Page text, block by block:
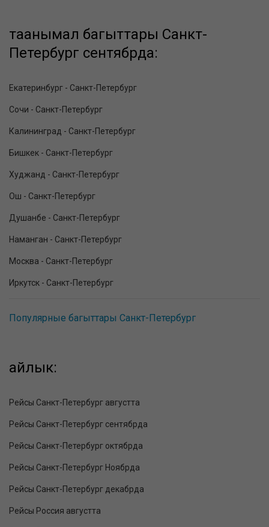
таанымал багыттары Санкт-
Петербург сентябрда:
Екатеринбург - Санкт-Петербург
Сочи - Санкт-Петербург
Калининград - Санкт-Петербург
Бишкек - Санкт-Петербург
Худжанд - Санкт-Петербург
Ош - Санкт-Петербург
Душанбе - Санкт-Петербург
Наманган - Санкт-Петербург
Москва - Санкт-Петербург
Иркутск - Санкт-Петербург
Популярные багыттары Санкт-Петербург
айлык:
Рейсы Санкт-Петербург августта
Рейсы Санкт-Петербург сентябрда
Рейсы Санкт-Петербург октябрда
Рейсы Санкт-Петербург Ноябрда
Рейсы Санкт-Петербург декабрда
Рейсы Россия августта